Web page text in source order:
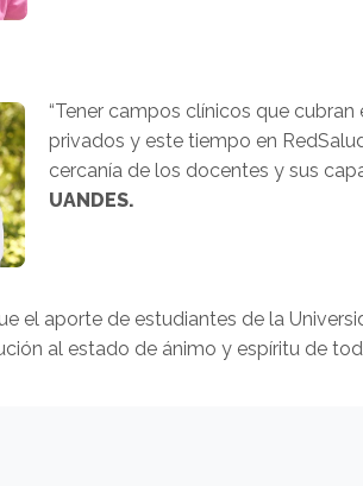
“Tener campos clínicos que
privados y este tiempo en
cercanía de los docentes y sus
UANDES.
el aporte de estudiantes de la
al estado de ánimo y espíritu de